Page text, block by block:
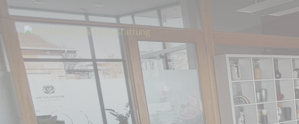
Start Über uns Aktuelles Umzug in die Region Main-Tauber: Neuer Standort